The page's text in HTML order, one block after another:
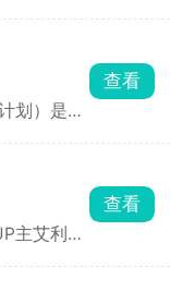
、攀爬跳
力，在城
可以行侠
展示英雄
划）是一
样的地图
带来别具
和冒险于
传统恋爱
戏还有独
查看
主艾利斯
不仅保留
查看